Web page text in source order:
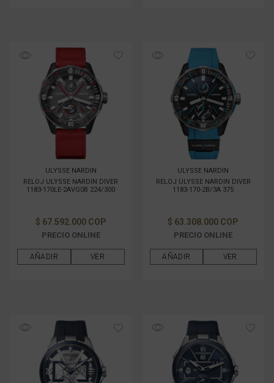
ULYSSE NARDIN
RELOJ ULYSSE NARDIN DIVER
1183-170LE-2AVG0B 224/300
$ 67.592.000 COP
PRECIO ONLINE
AÑADIR VER
ULYSSE NARDIN
RELOJ ULYSSE NARDIN DIVER
1183-170-2B/3A 375
$ 63.308.000 COP
PRECIO ONLINE
AÑADIR VER